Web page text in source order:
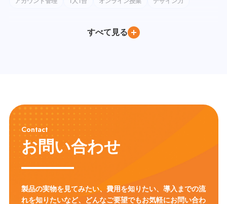
iPad Google Workspace for Education
英語教育 ICT環境 情報リテラシー
モジュール学習 タブレット
アクティブ・ラーニング ICT セキュリティ対策
すべて見る
Contact
お問い合わせ
製品の実物を見てみたい、費用を知りたい、導入までの流
れを知りたいなど、
どんなご要望でもお気軽にお問い合わ